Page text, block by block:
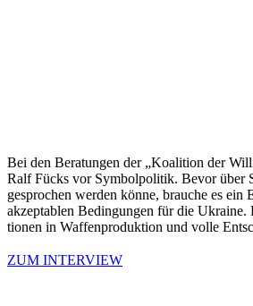
Bei den Beratungen der „Koalition der
Ralf Fücks vor Symbol­po­litik. Bevor über
gesprochen werden könne, brauche es ein
akzep­tablen Bedin­gungen für die
tionen in Waffen­pro­duktion und volle
ZUM INTERVIEW